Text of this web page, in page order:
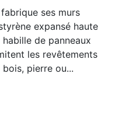
ses murs
expansé haute
de panneaux
les revêtements
pierre ou...